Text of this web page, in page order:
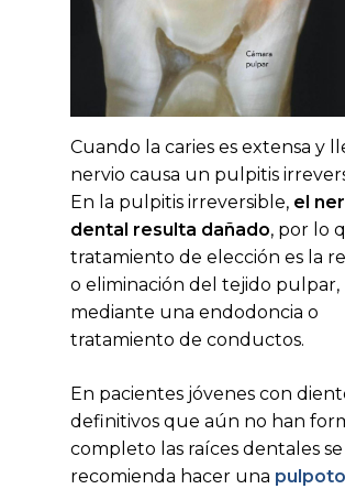
Cuando la caries es extensa y
nervio causa un pulpitis
En la pulpitis irreversible, el
dental resulta dañado, por lo
tratamiento de elección es la
o eliminación del tejido pulpar,
mediante una endodoncia o
tratamiento de conductos.
En pacientes jóvenes con
definitivos que aún no han
completo las raíces dentales se
recomienda hacer una